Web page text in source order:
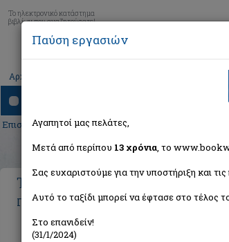
Το ηλεκτρονικό κατάστημα
βιβλίων που αναζητούσατε!
Αρχική
Επιστήμες>Θετικές >Φυσική
Το ταξίδι του ήλιου
Παπασωτηρίου Λέων
Παύση εργασιών
Αγαπητοί μας πελάτες,
Μετά από περίπου 13 χρόνια, το
Σας ευχαριστούμε για την υποστήριξη και
Αυτό το ταξίδι μπορεί να έφτασε στο τέλος
Στο επανιδείν!
(31/1/2024)